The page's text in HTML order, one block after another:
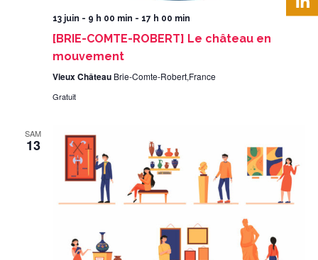
13 juin - 9 h 00 min - 17 h 00 min
[BRIE-COMTE-ROBERT] Le château en
mouvement
Vieux Château Brie-Comte-Robert,France
Gratuit
SAM
13